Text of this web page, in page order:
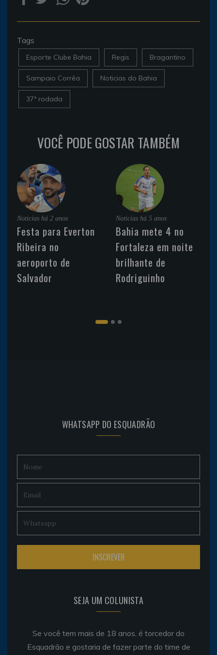
Tags
Esporte Clube Bahia Regis Bragantino
Sampaio Corrêa Noticias do Bahia
37ª rodada
VOCÊ PODE GOSTAR TAMBÉM
Noticias há 2 anos
Festa para Everton
Ribeira no
aeroporto de
Salvador
Noticias há 5 anos
Bahia mete 4 no
Fortaleza em noite
brilhante de
Rodriguinho
WHATSAPP DO ESQUADRÃO
SEJA UM COLUNISTA
Se você tem mais de 18 anos, é torcedor do
Esquadrão e gostaria de fazer parte do time de